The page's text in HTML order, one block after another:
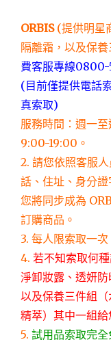
ORBIS (提供明星
隔離霜，以及保養
費客服專線0800-
(目前僅提供電話
真索取)
服務時間：週一
9:00-19:00。
2. 請您依照客服
話、住址、身分證
您將同步成為
訂購商品。
3. 每人限索取一
4. 若不知索取何
淨卸妝露、透妍防
以及保養三件組
精萃）其中一組給
5. 試用品索取完